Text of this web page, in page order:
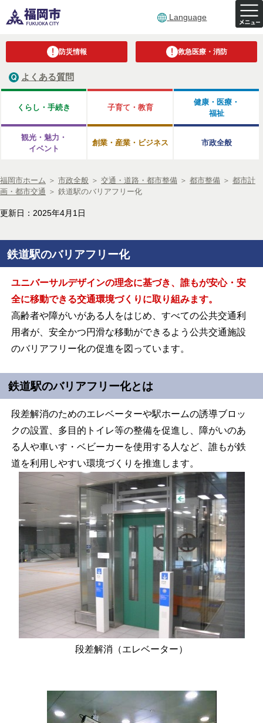
Language
防災情報 救急医療・消防
よくある質問
くらし・手続き 子育て・教育
健康・医療・
福祉
観光・魅力・
イベント
創業・産業・ビジネス 市政全般
福岡市ホーム ＞ 市政全般 ＞ 交通・道路・都市整備 ＞ 都市整備 ＞ 都市計
画・都市交通 ＞ 鉄道駅のバリアフリー化
更新日：2025年4月1日
鉄道駅のバリアフリー化
ユニバーサルデザインの理念に基づき、誰もが安心・安
全に移動できる交通環境づくりに取り組みます。
高齢者や障がいがある人をはじめ、すべての公共交通利
用者が、安全かつ円滑な移動ができるよう公共交通施設
のバリアフリー化の促進を図っています。
鉄道駅のバリアフリー化とは
段差解消のためのエレベーターや駅ホームの誘導ブロッ
クの設置、多目的トイレ等の整備を促進し、障がいのあ
る人や車いす・ベビーカーを使用する人など、誰もが鉄
道を利用しやすい環境づくりを推進します。
段差解消（エレベーター）